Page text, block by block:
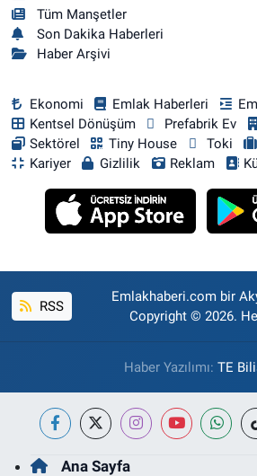
Tüm Manşetler
Son Dakika Haberleri
Haber Arşivi
Ekonomi Emlak Haberleri
Kentsel Dönüşüm
Prefabrik Ev
Sektörel
Tiny House Toki
Kariyer
Gizlilik Reklam
RSS
Emlakhaberi.com bir
Copyright © 2026.
Haber Yazılımı: TE
Ana Sayfa